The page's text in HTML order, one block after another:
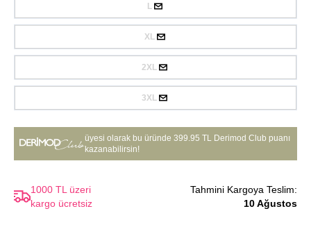
L
XL
2XL
3XL
üyesi olarak bu üründe 399.95 TL Derimod Club puanı
kazanabilirsin!
1000 TL üzeri
kargo ücretsiz
Tahmini Kargoya Teslim:
10 Ağustos